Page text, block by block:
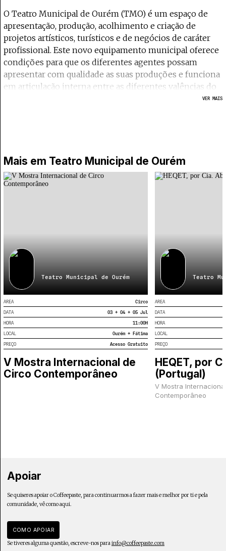
O Teatro Municipal de Ourém (TMO) é um espaço de
apresentação, produção, acolhimento e criação de
projetos artísticos, turísticos e de negócios de caráter
profissional. Este novo equipamento municipal oferece
condições para que os diferentes agentes possam
apresentar com qualidade as suas produções e funciona
em articulação interna entre as diferentes valências do
espaço e, externamente, em articulação com os demais
Auditório de 441 lugares, uma sala de trabalho adequada
para a realização de ensaios, aulas e ações de formação
ou cowork e um Bar/Cafetaria.
VER MAIS
Mais em Teatro Municipal de Ourém
Teatro Municipal de Ourém
AREA
Circo
DATA
03 + 04 + 05 Jul
HORA
11:00H
LOCAL
Ourém + Fátima
PREÇO
Acesso Gratuito
V Mostra Internacional de
Circo Contemporâneo
Teatro
AREA
DATA
HORA
LOCAL
PREÇO
HEQET, por
(Portugal)
V Mostra
Contemporâneo
Apoiar
Se quiseres apoiar o Coffeepaste, para continuarmos a fazer mais e melhor por ti e pela
comunidade, vê como aqui.
COMO APOIAR
Se tiveres alguma questão, escreve-nos parainfo@coffeepaste.com